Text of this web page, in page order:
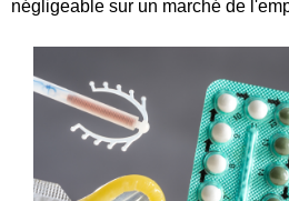
négligeable sur un marché de